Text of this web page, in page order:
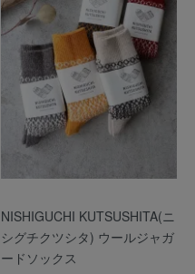
NISHIGUCHI KUTSUSHITA(ニ
シグチクツシタ) ウールジャガ
ードソックス